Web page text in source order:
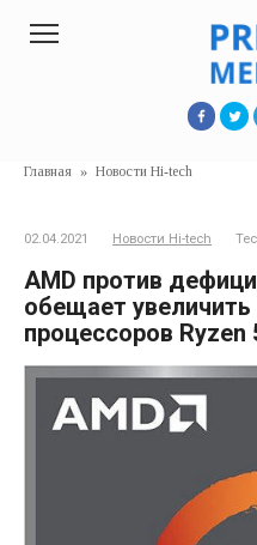
Главная » Новости Hi-tech
02.04.2021 Новости Hi-tech
AMD против
обещает увеличить
процессоров Ryzen